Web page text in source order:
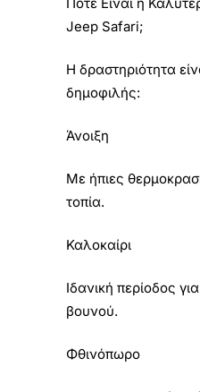
Jeep Safari;
Η δραστηριότητα
δημοφιλής:
Άνοιξη
Με ήπιες
τοπία.
Καλοκαίρι
Ιδανική περίοδος
βουνού.
Φθινόπωρο